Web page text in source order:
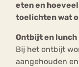
eten en
toelichten wat
Ontbijt en lunch
Bij het ontbijt
aangehouden